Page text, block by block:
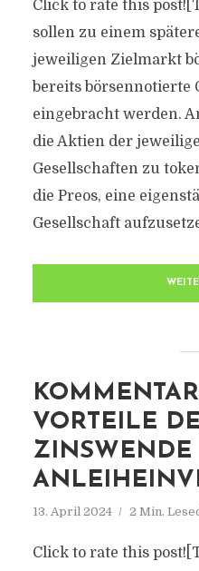
Click to rate this
sollen zu einem
jeweiligen Zielmarkt
bereits börsennotierte
eingebracht werden.
die Aktien der
Gesellschaften zu
die Preos, eine
Gesellschaft
VORTEILE
ZINSWENDE
13. April 2024 2 Min.
Click to rate this